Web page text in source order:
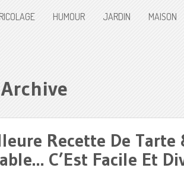
HUMOUR JARDIN MAISON
Recette De
C’Est Facile Et